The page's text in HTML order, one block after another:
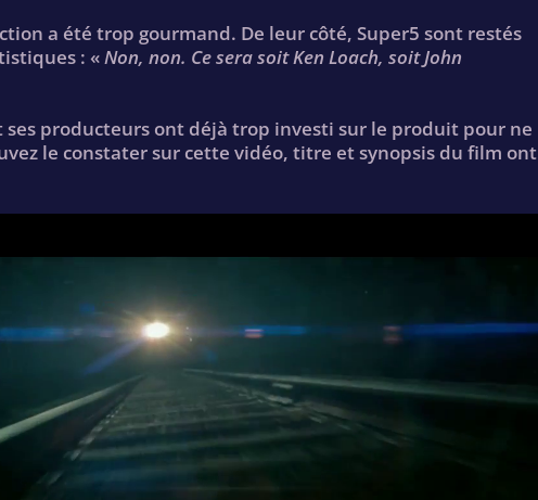
a été trop gourmand. De leur côté, Super5 sont restés
: «Non, non. Ce sera soit Ken Loach, soit John
ses producteurs ont déjà trop investi sur le produit pour ne
le constater sur cette vidéo, titre et synopsis du film ont